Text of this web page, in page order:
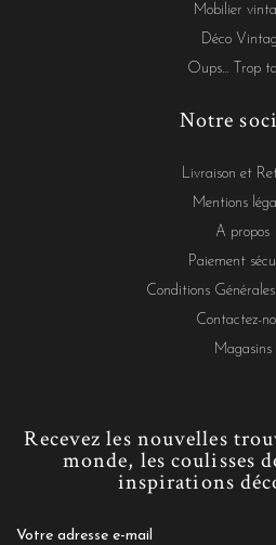
Mobilier
Déco
Oups... Trop
Notre
Livraison et
Mentions
A propos
Paiement
Conditions
Contactez-
Magasins
Recevez les nouvelles
monde, les coulisses
inspirations
Votre adresse e-mail